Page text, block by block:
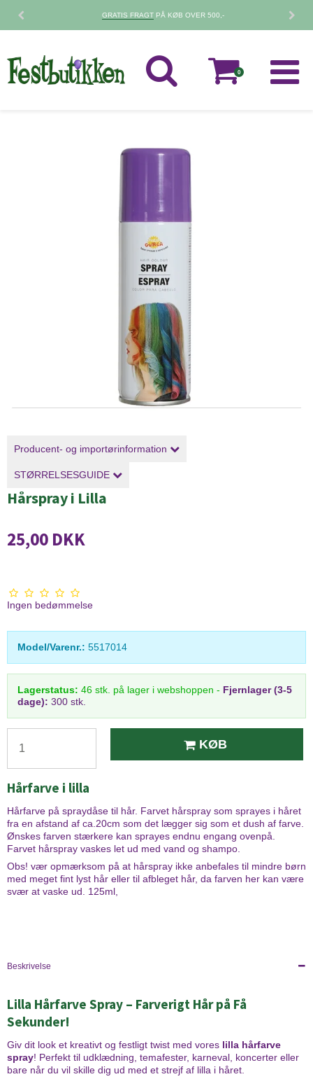
GRATIS FRAGTPÅ KØB OVER 500,-
0
Producent- og importørinformation
STØRRELSESGUIDE
Hårspray i Lilla
25,00 DKK
Ingen bedømmelse
Model/Varenr.: 5517014
Lagerstatus: 46 stk. på lager i webshoppen - Fjernlager (3-5
dage): 300 stk.
KØB
Hårfarve i lilla
Hårfarve på spraydåse til hår. Farvet hårspray som sprayes i håret
fra en afstand af ca.20cm som det lægger sig som et dush af farve.
Ønskes farven stærkere kan sprayes endnu engang ovenpå.
Farvet hårspray vaskes let ud med vand og shampo.
Obs! vær opmærksom på at hårspray ikke anbefales til mindre børn
med meget fint lyst hår eller til afbleget hår, da farven her kan være
svær at vaske ud. 125ml,
Beskrivelse
Lilla Hårfarve Spray – Farverigt Hår på Få
Sekunder!
Giv dit look et kreativt og festligt twist med vores lilla hårfarve
spray! Perfekt til udklædning, temafester, karneval, koncerter eller
bare når du vil skille dig ud med et strejf af lilla i håret.